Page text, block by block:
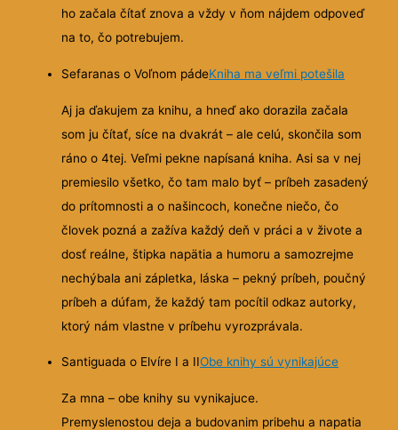
ho začala čítať znova a vždy v ňom nájdem odpoveď
na to, čo potrebujem.
Sefaranas o Voľnom pádeKniha ma veľmi potešila
Aj ja ďakujem za knihu, a hneď ako dorazila začala
som ju čítať, síce na dvakrát – ale celú, skončila som
ráno o 4tej. Veľmi pekne napísaná kniha. Asi sa v nej
premiesilo všetko, čo tam malo byť – príbeh zasadený
do prítomnosti a o našincoch, konečne niečo, čo
človek pozná a zažíva každý deň v práci a v živote a
dosť reálne, štipka napätia a humoru a samozrejme
nechýbala ani zápletka, láska – pekný príbeh, poučný
príbeh a dúfam, že každý tam pocítil odkaz autorky,
ktorý nám vlastne v príbehu vyrozprávala.
Santiguada o Elvíre I a IIObe knihy sú vynikajúce
Za mna – obe knihy su vynikajuce.
Premyslenostou deja a budovanim pribehu a napatia